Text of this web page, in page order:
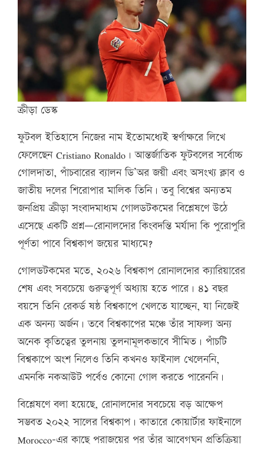
ক্রীড়া ডেস্ক
ফুটবল ইতিহাসে নিজের নাম ইতোমধ্যেই স্বর্ণাক্ষরে লিখে
ফেলেছেন Cristiano Ronaldo। আন্তর্জাতিক ফুটবলের সর্বোচ্চ
গোলদাতা, পাঁচবারের ব্যালন ডি’অর জয়ী এবং অসংখ্য ক্লাব ও
জাতীয় দলের শিরোপার মালিক তিনি। তবু বিশ্বের অন্যতম
জনপ্রিয় ক্রীড়া সংবাদমাধ্যম গোলডটকমের বিশ্লেষণে উঠে
এসেছে একটি প্রশ্ন—রোনালদোর কিংবদন্তি মর্যাদা কি পুরোপুরি
পূর্ণতা পাবে বিশ্বকাপ জয়ের মাধ্যমে?
গোলডটকমের মতে, ২০২৬ বিশ্বকাপ রোনালদোর ক্যারিয়ারের
শেষ এবং সবচেয়ে গুরুত্বপূর্ণ অধ্যায় হতে পারে। ৪১ বছর
বয়সে তিনি রেকর্ড ষষ্ঠ বিশ্বকাপে খেলতে যাচ্ছেন, যা নিজেই
এক অনন্য অর্জন। তবে বিশ্বকাপের মঞ্চে তাঁর সাফল্য অন্য
অনেক কৃতিত্বের তুলনায় তুলনামূলকভাবে সীমিত। পাঁচটি
বিশ্বকাপে অংশ নিলেও তিনি কখনও ফাইনাল খেলেননি,
এমনকি নকআউট পর্বেও কোনো গোল করতে পারেননি।
বিশ্লেষণে বলা হয়েছে, রোনালদোর সবচেয়ে বড় আক্ষেপ
সম্ভবত ২০২২ সালের বিশ্বকাপ। কাতারে কোয়ার্টার ফাইনালে
Morocco-এর কাছে পরাজয়ের পর তাঁর আবেগঘন প্রতিক্রিয়া